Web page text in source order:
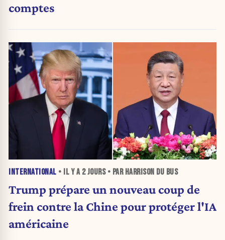
comptes
INTERNATIONAL • IL Y A 2 JOURS• PAR HARRISON DU BUS
Trump prépare un nouveau coup de
frein contre la Chine pour protéger l'IA
américaine